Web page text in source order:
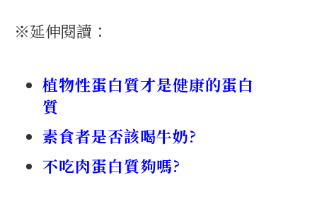
※延伸閱讀：
植物性蛋白質才是健康的蛋白
質
素食者是否該喝牛奶?
不吃肉蛋白質夠嗎?